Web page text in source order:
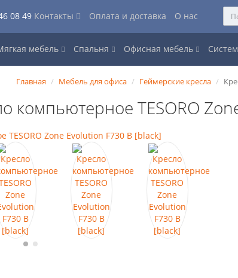
08 49 Контакты Оплата и доставка О нас
мебель Спальня Офисная мебель
Главная Мебель для офиса Геймерские кресла
компьютерное TESORO